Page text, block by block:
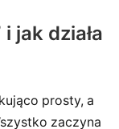
jak działa
prosty, a
zaczyna